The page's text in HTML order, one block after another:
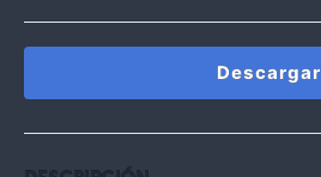
Descargar